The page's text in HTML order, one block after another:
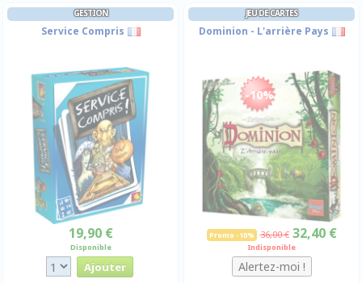
GESTION
Service Compris
19,90 €
Disponible
JEU DE CARTES
Dominion - L'arrière Pays
-10%
Promo -10% 36,00 € 32,40 €
Indisponible